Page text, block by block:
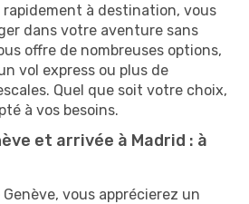
à destination, vous
dans votre aventure sans
offre de nombreuses options,
vol express ou plus de
Quel que soit votre choix,
à vos besoins.
et arrivée à Madrid : à
vous apprécierez un